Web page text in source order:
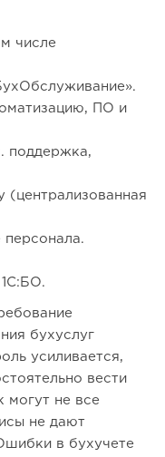
числе
ПО и
поддержка,
(централизованная
1С:БО.
бухуслуг
усиливается,
вести
могут не все
не дают
в бухучете